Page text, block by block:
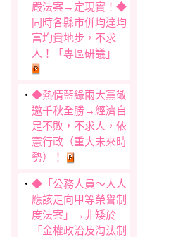
嚴法案→定現實！◆
同時各縣市併均達均
富均貴地步，不求
人！「專區研議」
‧ ◆熱情藍綠兩大黨敬
邀千秋全勝→經濟自
足不敗，不求人，依
憲行政（重大未來時
勢）！
‧ ◆「公務人員～人人
應該走向甲等榮譽制
度法案」→非矮於
「金權政治及淘汰制